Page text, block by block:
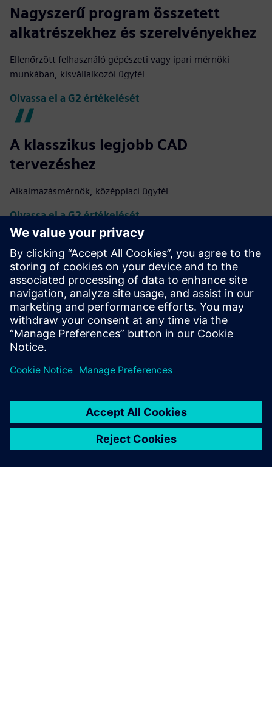
Nagyszerű program összetett
alkatrészekhez és szerelvényekhez
Ellenőrzött felhasználó gépészeti vagy ipari mérnöki
munkában, kisvállalkozói ügyfél
Olvassa el a G2 értékelését
A klasszikus legjobb CAD
tervezéshez
Alkalmazásmérnök, középpiaci ügyfél
Olvassa el a G2 értékelését
Rugalmas platform különféle
kiegészítőkkel
Brendan M., vállalati ügyfél
Olvassa el a G2 értékelését